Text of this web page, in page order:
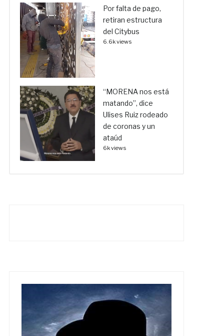
Por falta de pago,
retiran estructura
del Citybus
6.6k views
“MORENA nos está
matando”, dice
Ulises Ruiz rodeado
de coronas y un
ataúd
6k views